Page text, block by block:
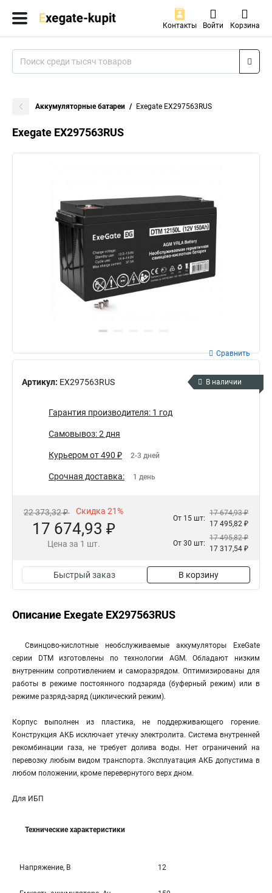
Контакты Войти Корзина
Аккумуляторные батареи Exegate EX297563RUS
Exegate EX297563RUS
Артикул: EX297563RUS
Сравнить
В наличии
Гарантия производителя: 1 год
Самовывоз: 2 дня
Курьером от 490 ₽ 2-3 дней
Срочная доставка: 1 день
22 373,32 ₽ Скидка 21%
17 674,93 ₽
Цена за 1 шт.
От 15 шт:
17 674,93 ₽
17 495,82 ₽
От 30 шт:
17 495,82 ₽
17 317,54 ₽
Быстрый заказ В корзину
Описание Exegate EX297563RUS
Свинцово-кислотные необслуживаемые аккумуляторы ExeGate
серии DTM изготовлены по технологии AGM. Обладают низким
внутренним сопротивлением и саморазрядом. Оптимизированы для
работы в режиме постоянного подзаряда (буферный режим) или в
режиме разряд-заряд (циклический режим).
Корпус выполнен из пластика, не поддерживающего горение.
Конструкция АКБ исключает утечку электролита. Система внутренней
рекомбинации газа, не требует долива воды. Нет ограничений на
перевозку любым видом транспорта. Эксплуатация АКБ допустима в
любом положении, кроме перевернутого верх дном.
Для ИБП
Технические характеристики
Напряжение, В 12